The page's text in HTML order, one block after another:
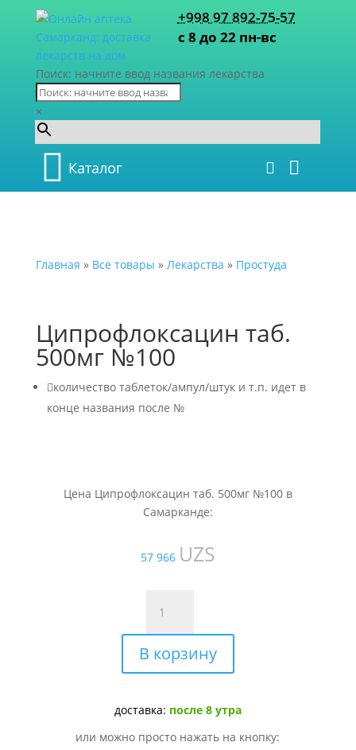
+998 97 892-75-57
с 8 до 22 пн-вс
Поиск: начните ввод названия лекарства
×
Каталог
Главная » Все товары » Лекарства » Простуда
Ципрофлоксацин таб.
500мг №100
количество таблеток/ампул/штук и т.п. идет в
конце названия после №
Цена Ципрофлоксацин таб. 500мг №100 в
Самарканде:
57 966 UZS
товара
Ципрофлоксацин
таб.
500мг
В корзину
доставка: после 8 утра
или можно просто нажать на кнопку: